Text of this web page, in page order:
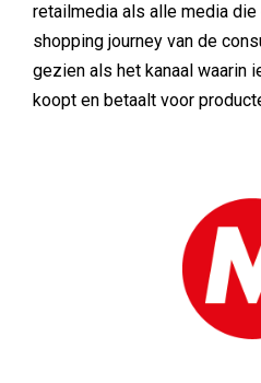
retailmedia als alle media
shopping journey van de
gezien als het kanaal waarin
koopt en betaalt voor